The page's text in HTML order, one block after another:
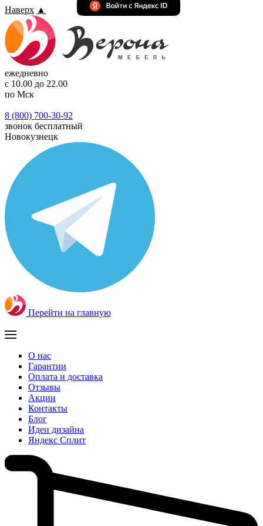
Наверх ▲
ежедневно
с 10.00 до 22.00
по Мск
8 (800) 700-30-92
звонок бесплатный
Новокузнецк
Перейти на главную
О нас
Гарантии
Оплата и доставка
Отзывы
Акции
Контакты
Блог
Идеи дизайна
Яндекс Сплит